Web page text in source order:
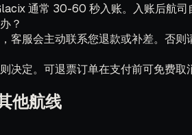
通常 30-60 秒入账。入账后航司
？
客服会主动联系您退款或补差。否
决定。可退票订单在支付前可免费
他航线